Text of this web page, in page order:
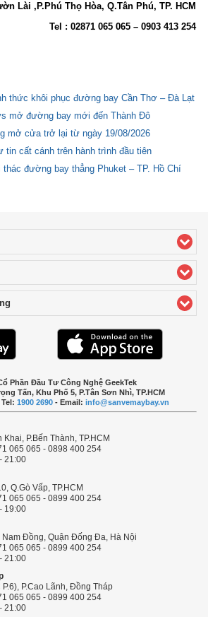
Lài ,P.Phú Thọ Hòa, Q.Tân Phú, TP. HCM
Tel : 02871 065 065 – 0903 413 254
thức khôi phục đường bay Cần Thơ – Đà Lạt
mở đường bay mới đến Thành Đô
mở cửa trở lại từ ngày 19/08/2026
tin cất cánh trên hành trình đầu tiên
thác đường bay thẳng Phuket – TP. Hồ Chí
to expand contents
to expand contents
Phần Đầu Tư Công Nghệ GeekTek
Tấn, Khu Phố 5, P.Tân Sơn Nhì, TP.HCM
Tel: 1900 2690- Email: info@sanvemaybay.vn
P.Bến Thành, TP.HCM
065 065 - 0898 400 254
21:00
Q.Gò Vấp, TP.HCM
065 065 - 0899 400 254
19:00
Đồng, Quận Đống Đa, Hà Nội
065 065 - 0899 400 254
21:00
P.Cao Lãnh, Đồng Tháp
065 065 - 0899 400 254
21:00